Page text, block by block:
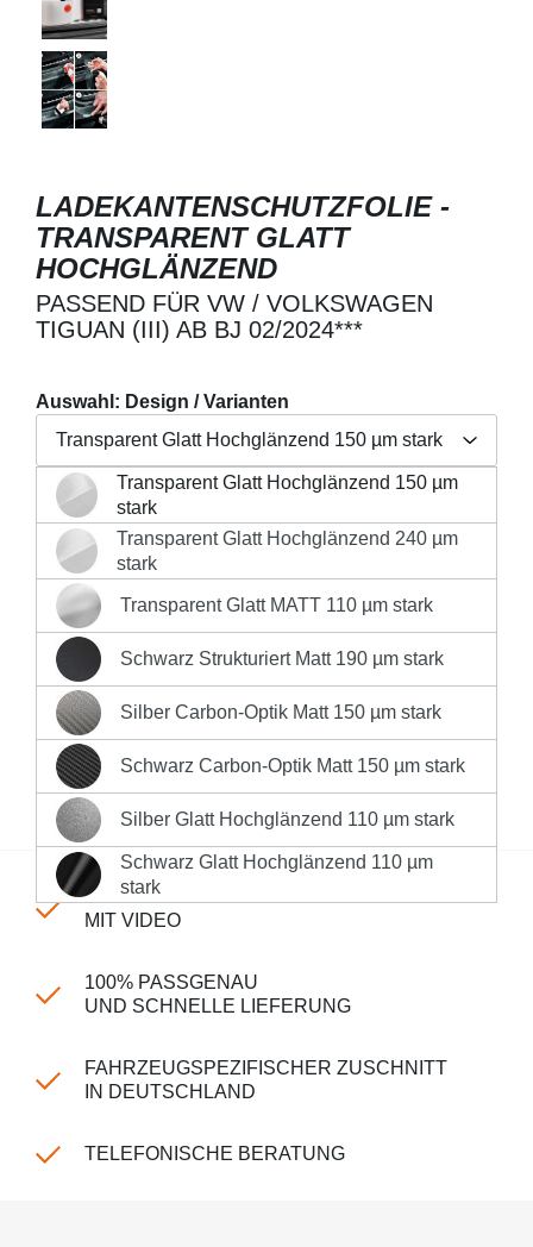
LADEKANTENSCHUTZFOLIE -
TRANSPARENT GLATT
HOCHGLÄNZEND
PASSEND FÜR VW / VOLKSWAGEN
TIGUAN (III) AB BJ 02/2024***
Auswahl: Design / Varianten
Transparent Glatt Hochglänzend 150 µm stark
Transparent Glatt Hochglänzend 150 µm
stark
Transparent Glatt Hochglänzend 150 µm stark
Transparent Glatt Hochglänzend 240 µm
stark
Transparent Glatt Hochglänzend 240 µm stark
Transparent Glatt MATT 110 µm stark
Transparent Glatt MATT 110 µm stark
Schwarz Strukturiert Matt 190 µm stark
Schwarz Strukturiert Matt 190 µm stark
Silber Carbon-Optik Matt 150 µm stark
Silber Carbon-Optik Matt 150 µm stark
Schwarz Carbon-Optik Matt 150 µm stark
Schwarz Carbon-Optik Matt 150 µm stark
Silber Glatt Hochglänzend 110 µm stark
Silber Glatt Hochglänzend 110 µm stark
Schwarz Glatt Hochglänzend 110 µm
stark
Schwarz Glatt Hochglänzend 110 µm stark
Regulärer Preis:
19,90 €
Preise inkl. MwSt. zzgl. Versandkosten
Produkt Anzahl: Gib den gewünschten
IN DEN WARENKORB
Sofort versandfertig, Lieferzeit 1-3 Werktage innerhalb
Deutschlands **
Produktnummer:
EINFACHE MONTAGE
MIT VIDEO
100% PASSGENAU
UND SCHNELLE LIEFERUNG
FAHRZEUGSPEZIFISCHER ZUSCHNITT
IN DEUTSCHLAND
TELEFONISCHE BERATUNG